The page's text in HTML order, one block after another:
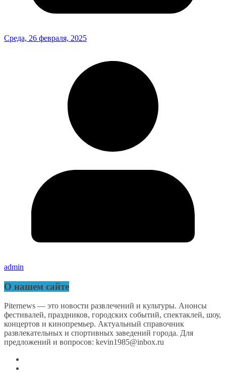
Среда, 26 февраля, 2025
admin
О нашем сайте
Piternews — это новости развлечений и культуры. Анонсы
фестивалей, праздников, городских событий, спектаклей, шоу,
концертов и кинопремьер. Актуальный справочник
развлекательных и спортивных заведений города. Для
предложений и вопросов: kevin1985@inbox.ru